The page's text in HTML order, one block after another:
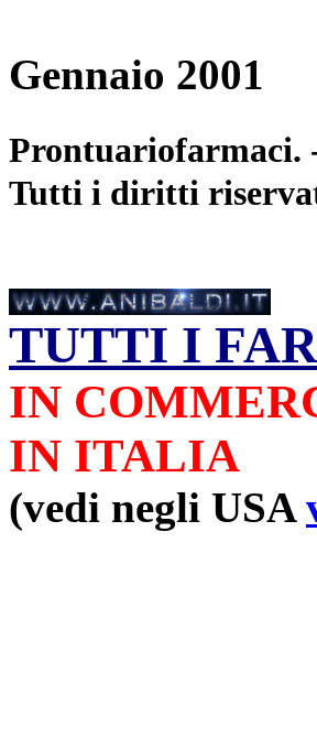
Gennaio 2001
Prontuariofarmaci.
Tutti i diritti
TUTTI I
IN
IN ITALIA
(vedi negli USA